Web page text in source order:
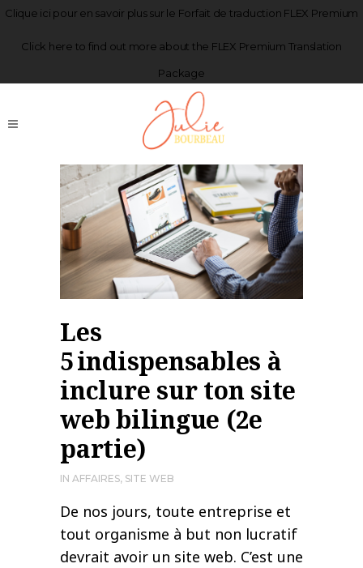
Clique ici pour en savoir plus sur le Forfait de traduction FLEX Premium
Click here to find out more about the FLEX Premium Translation
Package
Les
5 indispensables à
inclure sur ton site
web bilingue (2e
partie)
IN AFFAIRES, SITE WEB
De nos jours, toute entreprise et
tout organisme à but non lucratif
devrait avoir un site web. C’est une